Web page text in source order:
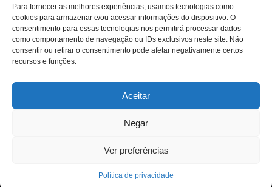
Para fornecer as melhores experiências, usamos tecnologias como
cookies para armazenar e/ou acessar informações do dispositivo. O
consentimento para essas tecnologias nos permitirá processar dados
como comportamento de navegação ou IDs exclusivos neste site. Não
consentir ou retirar o consentimento pode afetar negativamente certos
recursos e funções.
Aceitar
Negar
Ver preferências
Política de privacidade
Entrar
Ainda não tem uma conta?Registrar agora
Copyright © 2025 INAED - Todos os direitos reservados